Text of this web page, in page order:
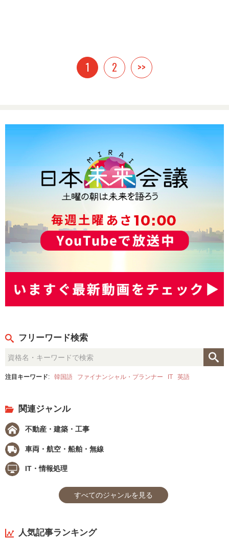
1 2 >>
フリーワード検索
注目キーワード: 韓国語 ファイナンシャル・プランナー IT 英語
関連ジャンル
不動産・建築・工事
車両・航空・船舶・無線
IT・情報処理
すべてのジャンルを見る
人気記事ランキング